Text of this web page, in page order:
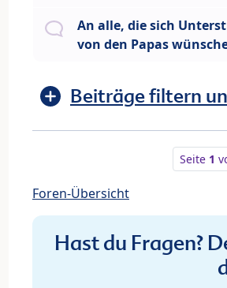
An alle, die sich
von den Papas
Beiträge filtern
Seite 1
Foren-Übersicht
Hast du Fragen?